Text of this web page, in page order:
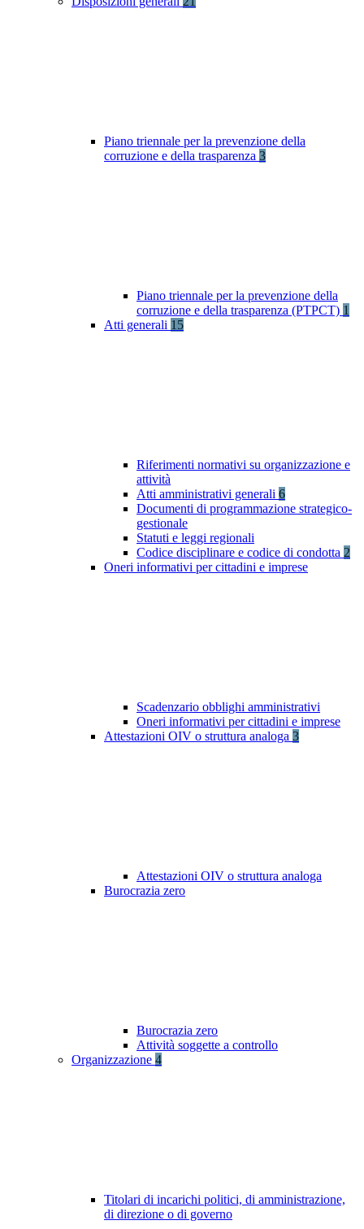
Piano triennale per la prevenzione della
corruzione e della trasparenza 3
Piano triennale per la prevenzione della
corruzione e della trasparenza (PTPCT) 1
Atti generali 15
Riferimenti normativi su organizzazione e
attività
Atti amministrativi generali 6
Documenti di programmazione strategico-
gestionale
Statuti e leggi regionali
Codice disciplinare e codice di condotta 2
Oneri informativi per cittadini e imprese
Scadenzario obblighi amministrativi
Oneri informativi per cittadini e imprese
Attestazioni OIV o struttura analoga 3
Attestazioni OIV o struttura analoga
Burocrazia zero
Burocrazia zero
Attività soggette a controllo
Organizzazione 4
Titolari di incarichi politici, di amministrazione,
di direzione o di governo